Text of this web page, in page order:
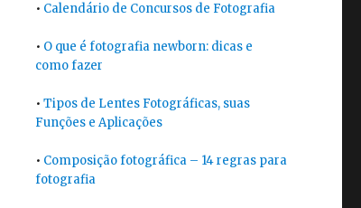
• Calendário de Concursos de Fotografia
• O que é fotografia newborn: dicas e
como fazer
• Tipos de Lentes Fotográficas, suas
Funções e Aplicações
• Composição fotográfica – 14 regras para
fotografia